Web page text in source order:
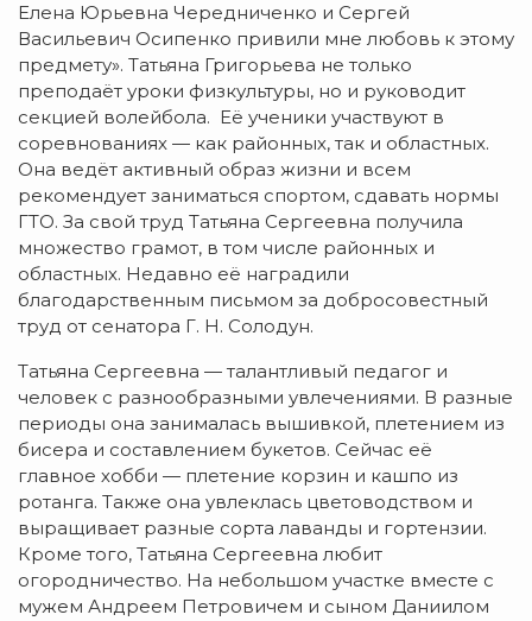
Елена Юрьевна Чередниченко и Сергей
Васильевич Осипенко привили мне любовь к этому
предмету». Татьяна Григорьева не только
преподаёт уроки физкультуры, но и руководит
секцией волейбола. Её ученики участвуют в
соревнованиях — как районных, так и областных.
Она ведёт активный образ жизни и всем
рекомендует заниматься спортом, сдавать нормы
ГТО. За свой труд Татьяна Сергеевна получила
множество грамот, в том числе районных и
областных. Недавно её наградили
благодарственным письмом за добросовестный
труд от сенатора Г. Н. Солодун.
Татьяна Сергеевна — талантливый педагог и
человек с разнообразными увлечениями. В разные
периоды она занималась вышивкой, плетением из
бисера и составлением букетов. Сейчас её
главное хобби — плетение корзин и кашпо из
ротанга. Также она увлеклась цветоводством и
выращивает разные сорта лаванды и гортензии.
Кроме того, Татьяна Сергеевна любит
огородничество. На небольшом участке вместе с
мужем Андреем Петровичем и сыном Даниилом